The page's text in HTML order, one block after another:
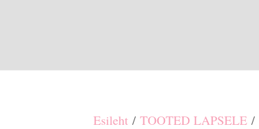
Esileht /TOOTED LAPSELE /